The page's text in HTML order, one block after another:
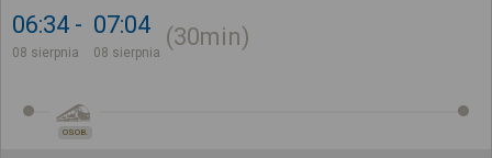
06:34
08 sierpnia
07:04
08 sierpnia
30min
OSOB.